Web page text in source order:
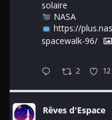
solaire
NASA
https://
spacewalk-96/
2 12
Rêves d'Espace